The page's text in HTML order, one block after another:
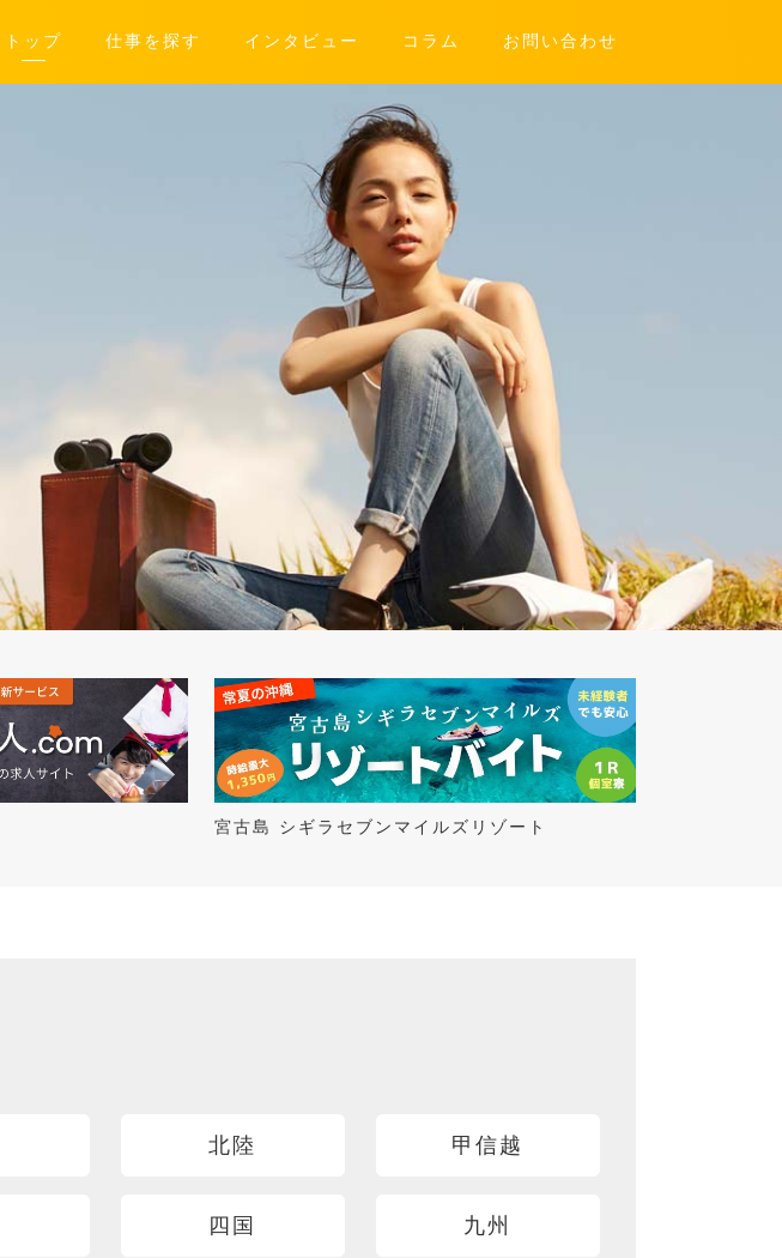
トップ 仕事を探す インタビュー コラム お問い合わせ
宮古島 シギラセブンマイルズリゾート
北陸 甲信越
四国 九州